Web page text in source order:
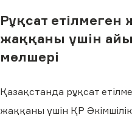
Рұқсат етілмеген
жаққаны үшін
мөлшері
Қазақстанда рұқсат
жаққаны үшін ҚР